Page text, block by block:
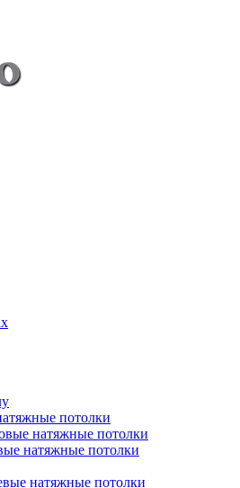
потолки
натяжные потолки
натяжные потолки
натяжные потолки